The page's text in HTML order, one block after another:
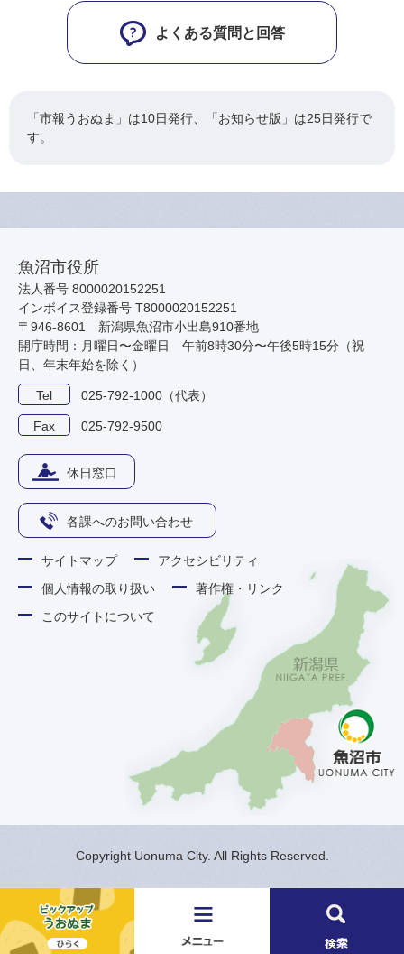
よくある質問と回答
「市報うおぬま」は10日発行、「お知らせ版」は25日発行で
す。
魚沼市役所
法人番号 8000020152251
インボイス登録番号 T8000020152251
〒946-8601 新潟県魚沼市小出島910番地
開庁時間：月曜日〜金曜日 午前8時30分〜午後5時15分（祝
日、年末年始を除く）
Tel 025-792-1000（代表）
Fax 025-792-9500
休日窓口
各課へのお問い合わせ
サイトマップ
アクセシビリティ
個人情報の取り扱い
著作権・リンク
このサイトについて
Copyright Uonuma City. All Rights Reserved.